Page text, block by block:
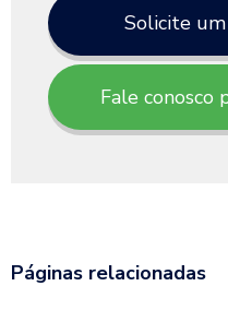
Solicite
Fale conosco
Páginas relacionadas